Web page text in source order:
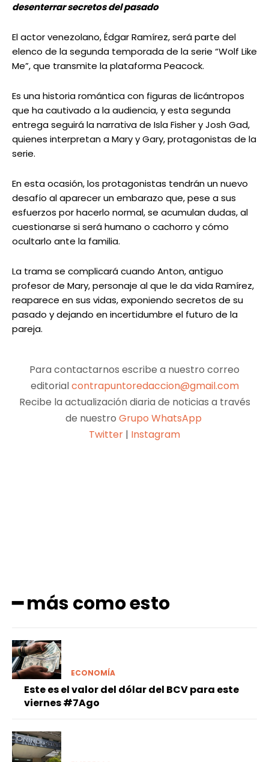
desenterrar secretos del pasado
El actor venezolano, Édgar Ramírez, será parte del
elenco de la segunda temporada de la serie “Wolf Like
Me”, que transmite la plataforma Peacock.
Es una historia romántica con figuras de licántropos
que ha cautivado a la audiencia, y esta segunda
entrega seguirá la narrativa de Isla Fisher y Josh Gad,
quienes interpretan a Mary y Gary, protagonistas de la
serie.
En esta ocasión, los protagonistas tendrán un nuevo
desafío al aparecer un embarazo que, pese a sus
esfuerzos por hacerlo normal, se acumulan dudas, al
cuestionarse si será humano o cachorro y cómo
ocultarlo ante la familia.
La trama se complicará cuando Anton, antiguo
profesor de Mary, personaje al que le da vida Ramírez,
reaparece en sus vidas, exponiendo secretos de su
pasado y dejando en incertidumbre el futuro de la
pareja.
Para contactarnos escribe a nuestro correo
editorialcontrapuntoredaccion@gmail.com
Recibe la actualización diaria de noticias a través
de nuestro Grupo WhatsApp
Twitter | Instagram
━ más como esto
ECONOMÍA
Este es el valor del dólar del BCV para este
viernes #7Ago